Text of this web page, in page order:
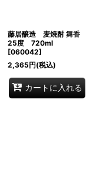
藤居醸造 麦焼酎 舞香
25度 720ml
[060042]
2,365円(税込)
カートに入れる